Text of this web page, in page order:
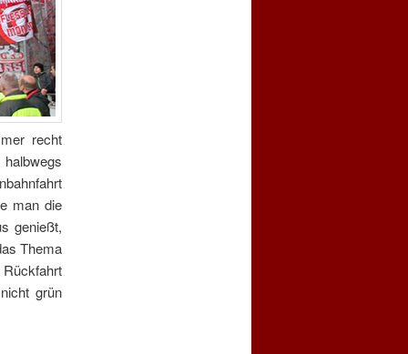
recht
man die
genießt,
Thema
grün